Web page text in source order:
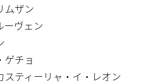
ムザン
ーヴェン
ゲチョ
スティーリャ・イ・レオン